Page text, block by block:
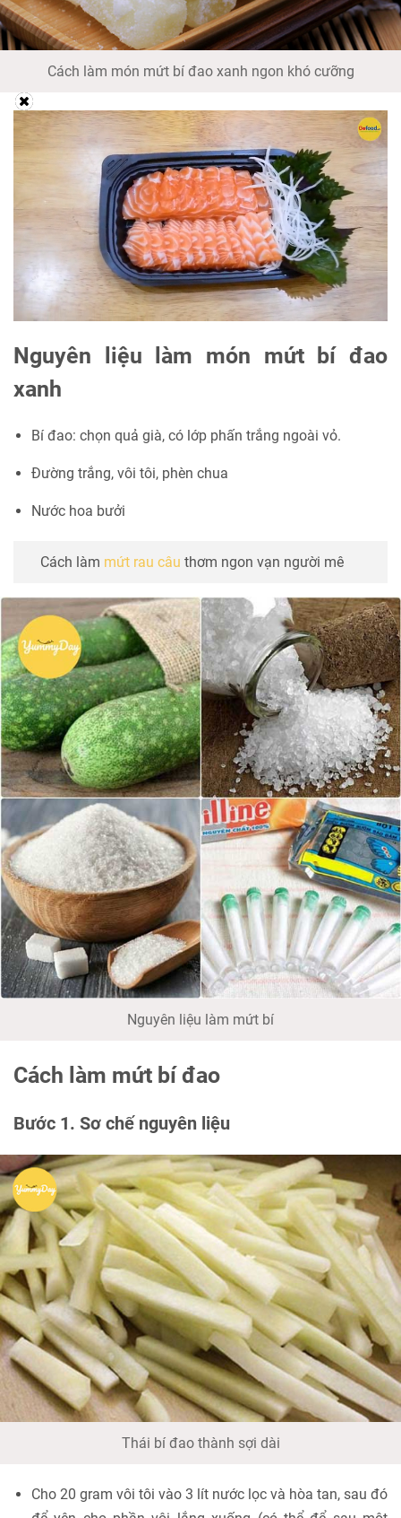
Cách làm món mứt bí đao xanh ngon khó cưỡng
Nguyên liệu làm món mứt bí đao
xanh
Bí đao: chọn quả già, có lớp phấn trắng ngoài vỏ.
Đường trắng, vôi tôi, phèn chua
Nước hoa bưởi
Cách làm mứt rau câu thơm ngon vạn người mê
Nguyên liệu làm mứt bí
Cách làm mứt bí đao
Bước 1. Sơ chế nguyên liệu
Thái bí đao thành sợi dài
Cho 20 gram vôi tôi vào 3 lít nước lọc và hòa tan, sau đó